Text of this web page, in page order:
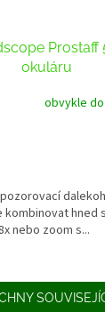
okuláru
obvykle
hned
nebo zoom s...